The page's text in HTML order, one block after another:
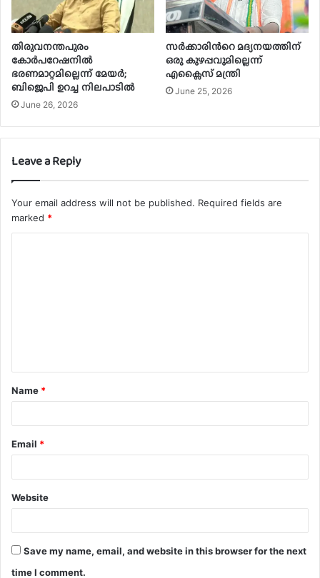
തിരുവനന്തപുരം
കോർപറേഷനിൽ
ഭരണമാറ്റമില്ലെന്ന് മേയർ;
ബിജെപി ഉറച്ച നിലപാടിൽ
June 26, 2026
സർക്കാരിന്‍റെ മദ്യനയത്തിന്
ഒരു കുഴപ്പവുമില്ലെന്ന്
എക്സൈസ് മന്ത്രി
June 25, 2026
Leave a Reply
Your email address will not be published. Required fields are
marked *
t
*
Name *
Email *
Website
Save my name, email, and website in this browser for the next
time I comment.